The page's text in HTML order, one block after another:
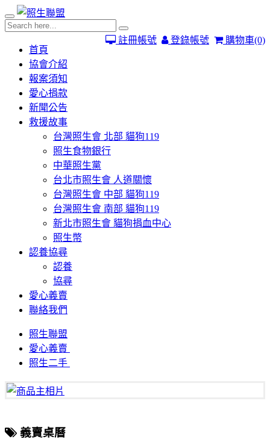
購物車(0)
登錄帳號
註冊帳號
首頁
協會介紹
報案須知
愛心捐款
新聞公告
救援故事
台灣照生會 北部 貓狗119
照生食物銀行
中華照生黨
台北市照生會 人道關懷
台灣照生會 中部 貓狗119
台灣照生會 南部 貓狗119
新北市照生會 貓狗捐血中心
照生幣
認養協尋
認養
協尋
愛心義賣
聯絡我們
照生聯盟
愛心義賣
照生二手
義賣桌曆